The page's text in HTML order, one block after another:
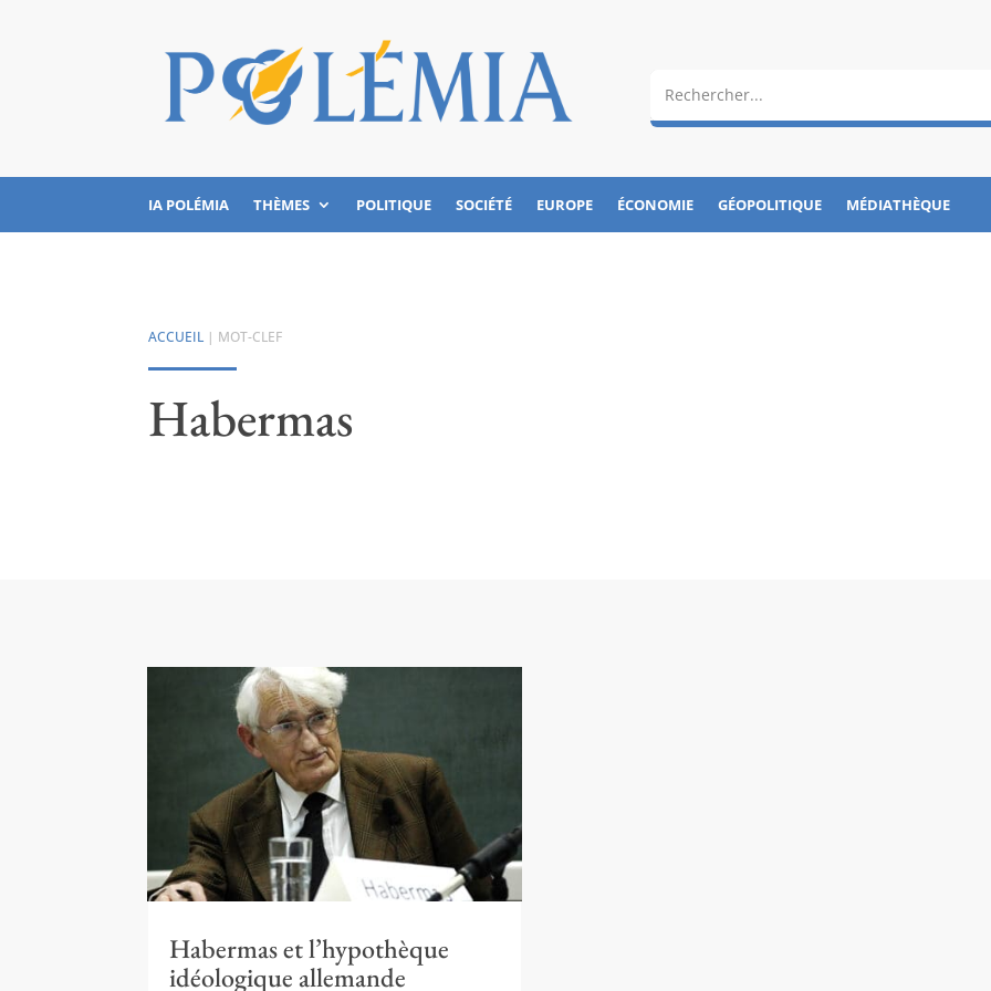
IA POLÉMIA THÈMES POLITIQUE SOCIÉTÉ EUROPE ÉCONOMIE GÉOPOLITIQUE MÉDIATHÈQUE
ACCUEIL | MOT-CLEF
Habermas
Habermas et l’hypothèque
idéologique allemande